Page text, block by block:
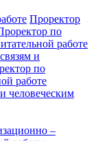
Проректор
по
работе
и
по
работе
человеческим
–